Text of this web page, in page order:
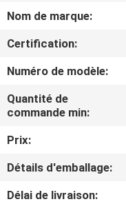
DE
NOUS
VISITE
D'USINE
CONTRÔLE
DE
QUALITÉ
Nom de marque:
Certification:
Numéro de modèle:
Quantité de
commande min:
Prix:
Détails d'emballage:
Délai de livraison: